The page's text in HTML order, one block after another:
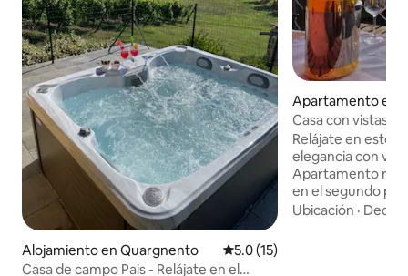
Alojamiento en Quargnento Calificación promedio: 5.0 de
5.0 (15)
Casa de campo Pais - Relájate en el
Apartamento en
olomeo
Casa con vistas
acondicionado,
Relájate en este
elegancia con
Apartamento
en el segundo
desde el
Ubicación ·